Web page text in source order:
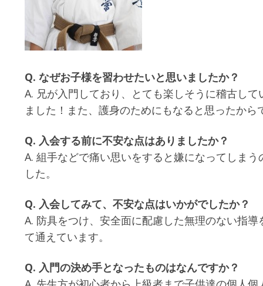
Q. なぜお子様を習わせたいと思いましたか？
A. 兄が入門しており、とても楽しそうに稽古し
ました！また、護身のためにもなると思ったから
Q. 入会する前に不安な点はありましたか？
A. 組手などで痛い思いをすると嫌になってしま
した。
Q. 入会してみて、不安な点はいかがでしたか？
A. 防具をつけ、安全面に配慮した無理のない指
て通えています。
Q. 入門の決め手となったものはなんですか？